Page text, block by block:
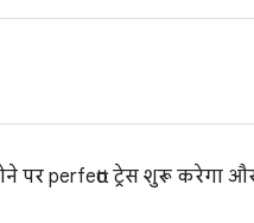
पर perfetto ट्रेस शुरू करेगा